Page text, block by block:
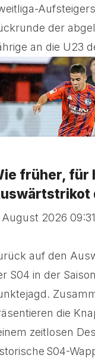
der
an die U23
früher, für
August 2026 09:31
auf den
S04 in der
die
zeitlosen
S04-